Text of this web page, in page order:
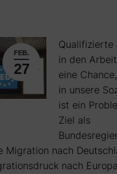
FEB.
27
Qualifizierte
in den
eine
in unsere
ist ein
Ziel als
Migration nach
nach